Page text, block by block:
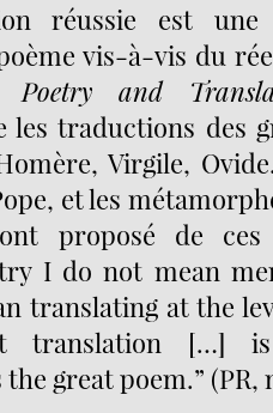
réussie est une
vis-à-vis du
Poetry and
les traductions des
Virgile,
et les
proposé de ces
I do not mean
translating at the
translation […]
great poem.” (PR,